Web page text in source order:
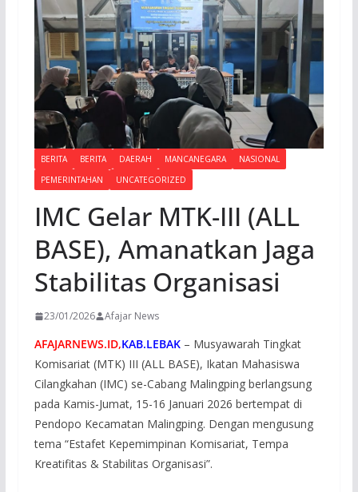
BERITA BERITA DAERAH MANCANEGARA
NASIONAL
PEMERINTAHAN
UNCATEGORIZED
IMC Gelar MTK-III (ALL
BASE), Amanatkan Jaga
Stabilitas Organisasi
23/01/2026 Afajar News
AFAJARNEWS.ID,KAB.LEBAK– Musyawarah Tingkat
Komisariat (MTK) III (ALL BASE), Ikatan Mahasiswa
Cilangkahan (IMC) se-Cabang Malingping berlangsung
pada Kamis-Jumat, 15-16 Januari 2026 bertempat di
Pendopo Kecamatan Malingping. Dengan mengusung
tema “Estafet Kepemimpinan Komisariat, Tempa
Kreatifitas & Stabilitas Organisasi”.